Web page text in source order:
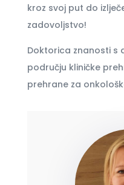
kroz svoj put do
zadovoljstvo!
Doktorica znanosti s
području kliničke
prehrane za